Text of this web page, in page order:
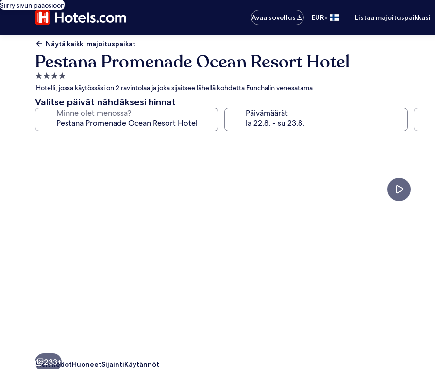
Siirry sivun pääosioon
Avaa sovellus
EUR• Listaa majoituspaikkasi
Näytä kaikki majoituspaikat
Pestana Promenade Ocean Resort Hotel
4.0
tähden
majoituspaikka
Hotelli, jossa käytössäsi on 2 ravintolaa ja joka sijaitsee lähellä kohdetta Funchalin venesatama
Valitse päivät nähdäksesi hinnat
Minne olet menossa? Päivämäärät
233+
YleistiedotHuoneetSijaintiKäytännöt